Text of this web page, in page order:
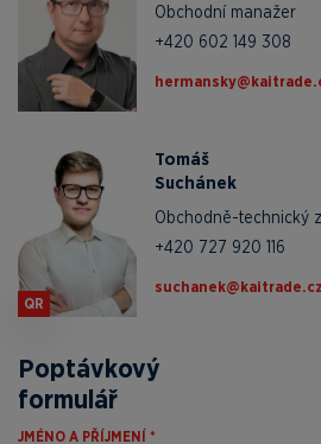
Obchodní manažer
+420 602 149 308
QR
Tomáš
Suchánek
Obchodně-technický
+420 727 920 116
zc.edartiak@kenahcus
Poptávkový
formulář
JMÉNO A PŘÍJMENÍ *